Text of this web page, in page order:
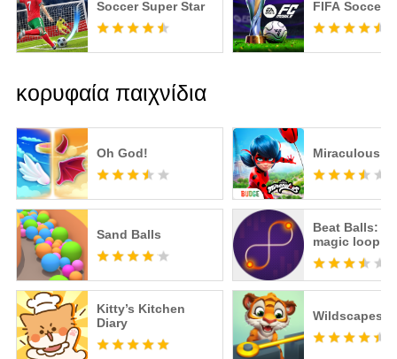
Soccer Super Star FIFA Soccer
κορυφαία παιχνίδια
Oh God!
Sand Balls
Kitty’s Kitchen
Diary
Miraculous
Beat Balls:
magic loop
Wildscapes